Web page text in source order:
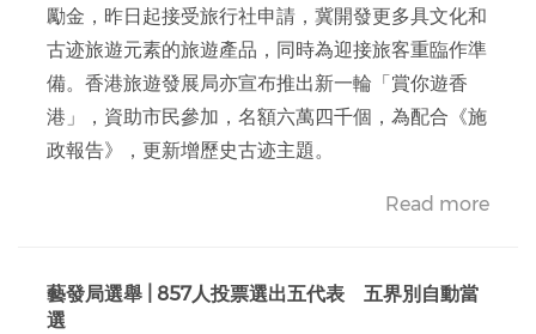
勵金，昨日起接受旅行社申請，冀開發更多具文化和
古迹旅遊元素的旅遊產品，同時為迎接旅客重臨作準
備。香港旅遊發展局亦宣布推出新一輪「賞你遊香
港」，資助市民參加，名額六萬四千個，為配合《施
政報告》，更新增歷史古迹主題。
Read more
藝發局選舉 | 857人投票選出五代表 五界別自動當
選